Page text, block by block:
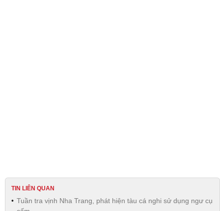
TIN LIÊN QUAN
Tuần tra vịnh Nha Trang, phát hiện tàu cá nghi sử dụng ngư cụ